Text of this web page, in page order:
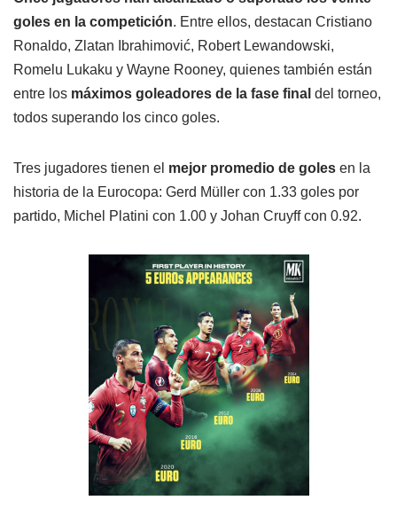
goles en la competición. Entre ellos, destacan Cristiano
Ronaldo, Zlatan Ibrahimović, Robert Lewandowski,
Romelu Lukaku y Wayne Rooney, quienes también están
entre los máximos goleadores de la fase final del torneo,
todos superando los cinco goles.
Tres jugadores tienen el mejor promedio de goles en la
historia de la Eurocopa: Gerd Müller con 1.33 goles por
partido, Michel Platini con 1.00 y Johan Cruyff con 0.92.